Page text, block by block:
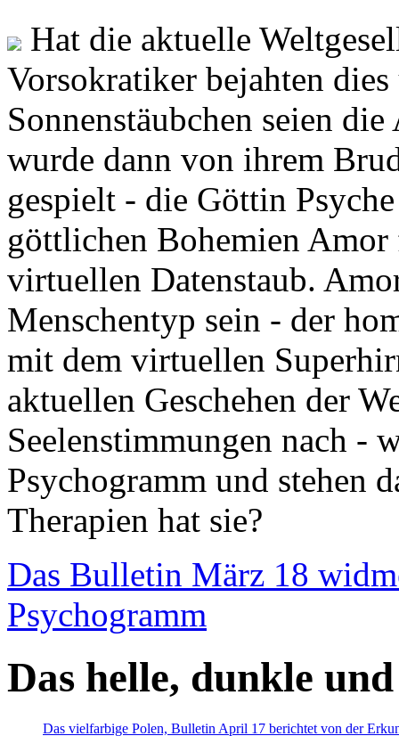
Hat die aktuelle
Vorsokratiker bejahten
Sonnenstäubchen seien
wurde dann von ihrem
gespielt - die Göttin
göttlichen Bohemien
virtuellen Datenstaub.
Menschentyp sein - der
mit dem virtuellen
aktuellen Geschehen der
Seelenstimmungen nach -
Psychogramm und stehen
Therapien hat sie?
Das Bulletin März 18
Psychogramm
Das helle, dunkle
Das vielfarbige Polen, Bulletin April 17 berichtet von der